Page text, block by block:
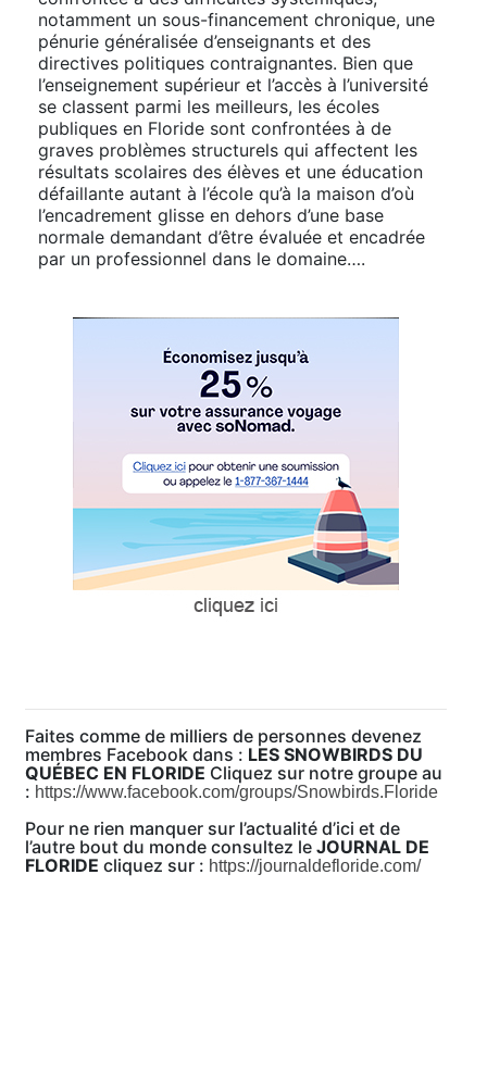
notamment un sous-financement chronique, une
pénurie généralisée d’enseignants et des
directives politiques contraignantes. Bien que
l’enseignement supérieur et l’accès à l’université
se classent parmi les meilleurs, les écoles
publiques en Floride sont confrontées à de
graves problèmes structurels qui affectent les
résultats scolaires des élèves et une éducation
défaillante autant à l’école qu’à la maison d’où
l’encadrement glisse en dehors d’une base
normale demandant d’être évaluée et encadrée
par un professionnel dans le domaine….
Faites comme de milliers de personnes devenez
membres Facebook dans : LES SNOWBIRDS DU
QUÉBEC EN FLORIDE Cliquez sur notre groupe au
: https://www.facebook.com/groups/Snowbirds.Floride
Pour ne rien manquer sur l’actualité d’ici et de
l’autre bout du monde consultez le JOURNAL DE
FLORIDE cliquez sur : https://journaldefloride.com/